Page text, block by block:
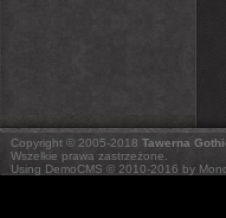
Copyright © 2005-2018 Tawerna
Wszelkie prawa zastrzeżone.
Using DemoCMS © 2010-2016 by